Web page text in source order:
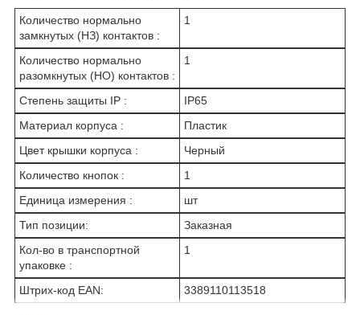
Количество нормально
замкнутых (НЗ) контактов :
1
Количество нормально
разомкнутых (НО) контактов :
1
Степень защиты IP :
IP65
Материал корпуса :
Пластик
Цвет крышки корпуса :
Черный
Количество кнопок :
1
Единица измерения :
шт
Тип позиции:
Заказная
Кол-во в транспортной
упаковке :
1
Штрих-код EAN: 3389110113518